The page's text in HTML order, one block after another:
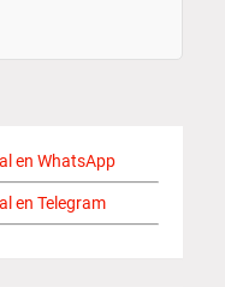
en WhatsApp
en Telegram